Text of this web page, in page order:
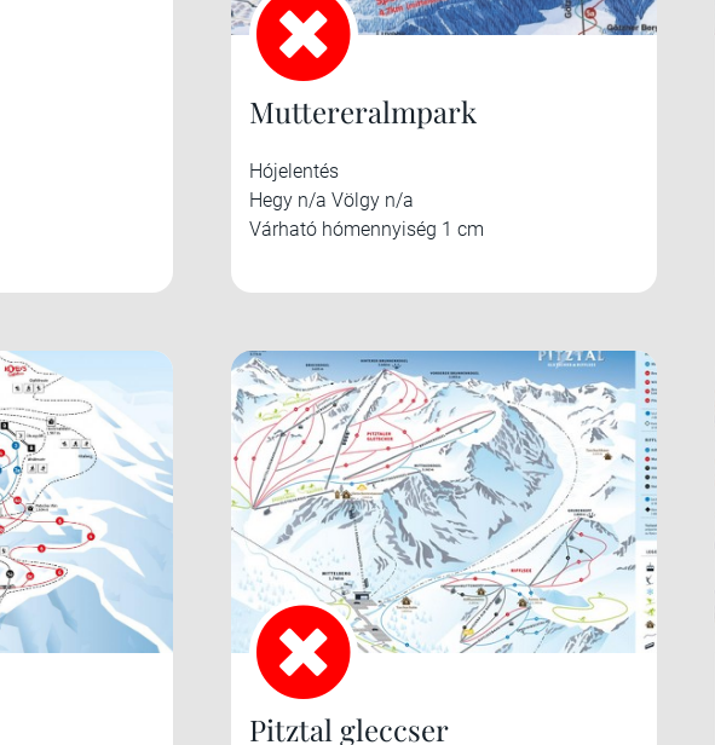
Muttereralmpark
Hójelentés
Hegy n/a Völgy n/a
Várható hómennyiség 1 cm
Pitztal gleccser